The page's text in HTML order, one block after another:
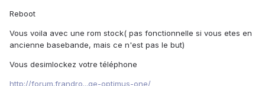
Reboot
Vous voila avec une rom stock( pas fonctionnelle si vous etes en
ancienne basebande, mais ce n'est pas le but)
Vous desimlockez votre téléphone
http://forum.frandro...ge-optimus-one/